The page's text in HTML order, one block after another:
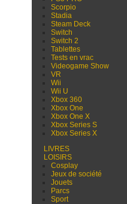
Scorpio
Stadia
Steam Deck
Switch
Switch 2
Tablettes
Tests en vrac
Videogame Show
VR
Wii
Wii U
Xbox 360
Xbox One
Xbox One X
Xbox Series S
Xbox Series X
LIVRES
LOISIRS
Cosplay
Jeux de société
Jouets
Parcs
Sport